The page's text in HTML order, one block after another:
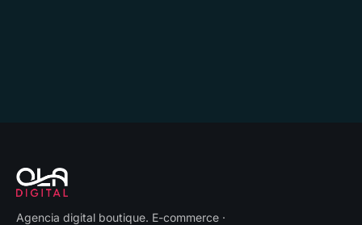
Agencia digital boutique. E-commerce ·